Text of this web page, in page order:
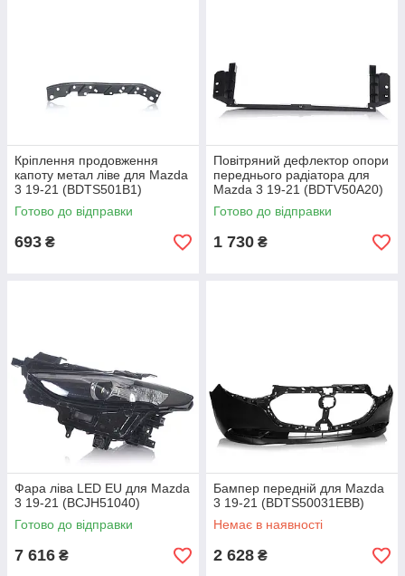
Кріплення продовження
капоту метал ліве для Mazda
3 19-21 (BDTS501B1)
Готово до відправки
693 ₴
Повітряний дефлектор опори
переднього радіатора для
Mazda 3 19-21 (BDTV50A20)
Готово до відправки
1 730 ₴
Фара ліва LED EU для Mazda
3 19-21 (BCJH51040)
Готово до відправки
7 616 ₴
Бампер передній для Mazda
3 19-21 (BDTS50031EBB)
Немає в наявності
2 628 ₴